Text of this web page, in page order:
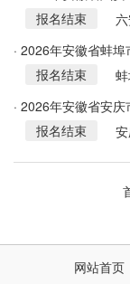
干部的公告
报名结束
· 2026年安徽省蚌
备干部公告
报名结束
· 2026年安徽省安
干部的公告
报名结束
网站首页